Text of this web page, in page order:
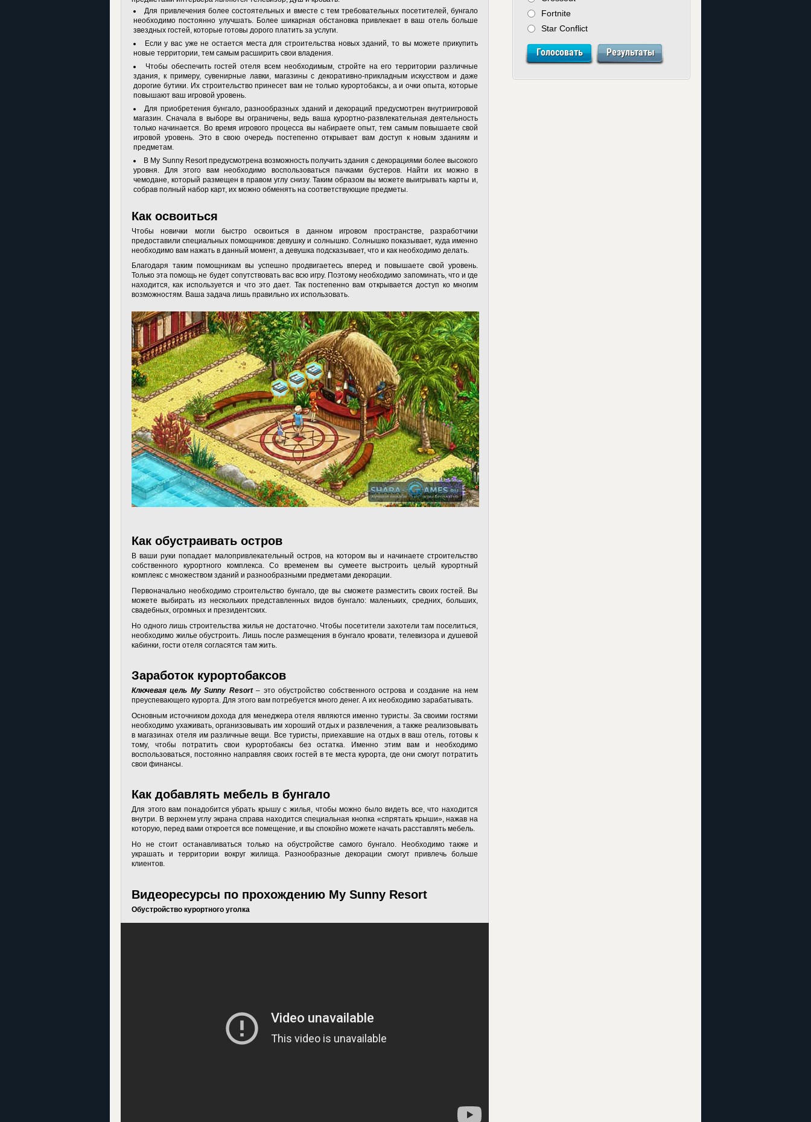
Для привлечения более состоятельных и вместе с тем требовательных посетителей, бунгало
необходимо постоянно улучшать. Более шикарная обстановка привлекает в ваш отель больше
звездных гостей, которые готовы дорого платить за услуги.
Если у вас уже не остается места для строительства новых зданий, то вы можете прикупить
новые территории, тем самым расширить свои владения.
Чтобы обеспечить гостей отеля всем необходимым, стройте на его территории различные
здания, к примеру, сувенирные лавки, магазины с декоративно-прикладным искусством и даже
дорогие бутики. Их строительство принесет вам не только курортобаксы, а и очки опыта, которые
повышают ваш игровой уровень.
Для приобретения бунгало, разнообразных зданий и декораций предусмотрен внутриигровой
магазин. Сначала в выборе вы ограничены, ведь ваша курортно-развлекательная деятельность
только начинается. Во время игрового процесса вы набираете опыт, тем самым повышаете свой
игровой уровень. Это в свою очередь постепенно открывает вам доступ к новым зданиям и
предметам.
В My Sunny Resort предусмотрена возможность получить здания с декорациями более высокого
уровня. Для этого вам необходимо воспользоваться пачками бустеров. Найти их можно в
чемодане, который размещен в правом углу снизу. Таким образом вы можете выигрывать карты и,
собрав полный набор карт, их можно обменять на соответствующие предметы.
Как освоиться
Чтобы новички могли быстро освоиться в данном игровом пространстве, разработчики
предоставили специальных помощников: девушку и солнышко. Солнышко показывает, куда именно
необходимо вам нажать в данный момент, а девушка подсказывает, что и как необходимо делать.
Благодаря таким помощникам вы успешно продвигаетесь вперед и повышаете свой уровень.
Только эта помощь не будет сопутствовать вас всю игру. Поэтому необходимо запоминать, что и где
находится, как используется и что это дает. Так постепенно вам открывается доступ ко многим
возможностям. Ваша задача лишь правильно их использовать.
Как обустраивать остров
В ваши руки попадает малопривлекательный остров, на котором вы и начинаете строительство
собственного курортного комплекса. Со временем вы сумеете выстроить целый курортный
комплекс с множеством зданий и разнообразными предметами декорации.
Первоначально необходимо строительство бунгало, где вы сможете разместить своих гостей. Вы
можете выбирать из нескольких представленных видов бунгало: маленьких, средних, больших,
свадебных, огромных и президентских.
Но одного лишь строительства жилья не достаточно. Чтобы посетители захотели там поселиться,
необходимо жилье обустроить. Лишь после размещения в бунгало кровати, телевизора и душевой
кабинки, гости отеля согласятся там жить.
Заработок курортобаксов
Ключевая цель My Sunny Resort– это обустройство собственного острова и создание на нем
преуспевающего курорта. Для этого вам потребуется много денег. А их необходимо зарабатывать.
Основным источником дохода для менеджера отеля являются именно туристы. За своими гостями
необходимо ухаживать, организовывать им хороший отдых и развлечения, а также реализовывать
в магазинах отеля им различные вещи. Все туристы, приехавшие на отдых в ваш отель, готовы к
тому, чтобы потратить свои курортобаксы без остатка. Именно этим вам и необходимо
воспользоваться, постоянно направляя своих гостей в те места курорта, где они смогут потратить
свои финансы.
Как добавлять мебель в бунгало
Для этого вам понадобится убрать крышу с жилья, чтобы можно было видеть все, что находится
внутри. В верхнем углу экрана справа находится специальная кнопка «спрятать крыши», нажав на
которую, перед вами откроется все помещение, и вы спокойно можете начать расставлять мебель.
Но не стоит останавливаться только на обустройстве самого бунгало. Необходимо также и
украшать и территории вокруг жилища. Разнообразные декорации смогут привлечь больше
клиентов.
Видеоресурсы по прохождению My Sunny Resort
Обустройство курортного уголка
Fortnite
Star Conflict